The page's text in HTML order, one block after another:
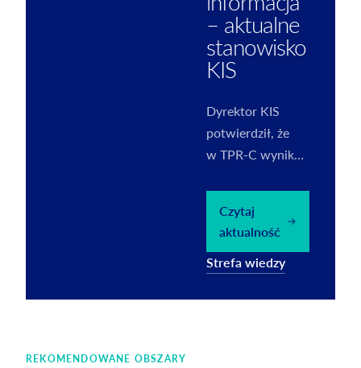
– aktualne
stanowisko
KIS
Dyrektor KIS
potwierdził, że
w TPR-C wynik
wyłącznie za rok
podatkowy objęty
informacją.
Czytaj
aktualność
Strefa wiedzy
REKOMENDOWANE OBSZARY